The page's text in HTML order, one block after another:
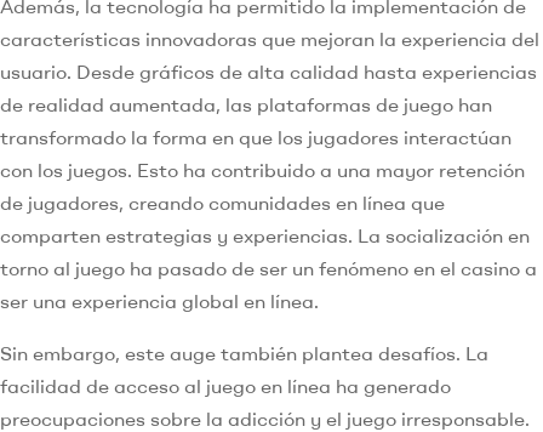
Además, la tecnología ha permitido la implementación de
características innovadoras que mejoran la experiencia del
usuario. Desde gráficos de alta calidad hasta experiencias
de realidad aumentada, las plataformas de juego han
transformado la forma en que los jugadores interactúan
con los juegos. Esto ha contribuido a una mayor retención
de jugadores, creando comunidades en línea que
comparten estrategias y experiencias. La socialización en
torno al juego ha pasado de ser un fenómeno en el casino a
ser una experiencia global en línea.
Sin embargo, este auge también plantea desafíos. La
facilidad de acceso al juego en línea ha generado
preocupaciones sobre la adicción y el juego irresponsable.